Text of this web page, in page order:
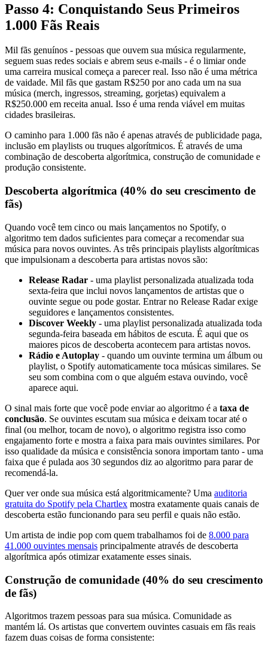
Passo 4: Conquistando Seus Primeiros
1.000 Fãs Reais
Mil fãs genuínos - pessoas que ouvem sua música regularmente,
seguem suas redes sociais e abrem seus e-mails - é o limiar onde
uma carreira musical começa a parecer real. Isso não é uma métrica
de vaidade. Mil fãs que gastam R$250 por ano cada um na sua
música (merch, ingressos, streaming, gorjetas) equivalem a
R$250.000 em receita anual. Isso é uma renda viável em muitas
cidades brasileiras.
O caminho para 1.000 fãs não é apenas através de publicidade paga,
inclusão em playlists ou truques algorítmicos. É através de uma
combinação de descoberta algorítmica, construção de comunidade e
produção consistente.
Descoberta algorítmica (40% do seu crescimento de
fãs)
Quando você tem cinco ou mais lançamentos no Spotify, o
algoritmo tem dados suficientes para começar a recomendar sua
música para novos ouvintes. As três principais playlists algorítmicas
que impulsionam a descoberta para artistas novos são:
Release Radar - uma playlist personalizada atualizada toda
sexta-feira que inclui novos lançamentos de artistas que o
ouvinte segue ou pode gostar. Entrar no Release Radar exige
seguidores e lançamentos consistentes.
Discover Weekly - uma playlist personalizada atualizada toda
segunda-feira baseada em hábitos de escuta. É aqui que os
maiores picos de descoberta acontecem para artistas novos.
Rádio e Autoplay - quando um ouvinte termina um álbum ou
playlist, o Spotify automaticamente toca músicas similares. Se
seu som combina com o que alguém estava ouvindo, você
aparece aqui.
O sinal mais forte que você pode enviar ao algoritmo é a taxa de
conclusão. Se ouvintes escutam sua música e deixam tocar até o
final (ou melhor, tocam de novo), o algoritmo registra isso como
engajamento forte e mostra a faixa para mais ouvintes similares. Por
isso qualidade da música e consistência sonora importam tanto - uma
faixa que é pulada aos 30 segundos diz ao algoritmo para parar de
recomendá-la.
Quer ver onde sua música está algoritmicamente? Uma auditoria
gratuita do Spotify pela Chartlex mostra exatamente quais canais de
descoberta estão funcionando para seu perfil e quais não estão.
Um artista de indie pop com quem trabalhamos foi de 8.000 para
41.000 ouvintes mensais principalmente através de descoberta
algorítmica após otimizar exatamente esses sinais.
Construção de comunidade (40% do seu crescimento
de fãs)
Algoritmos trazem pessoas para sua música. Comunidade as
mantém lá. Os artistas que convertem ouvintes casuais em fãs reais
fazem duas coisas de forma consistente: